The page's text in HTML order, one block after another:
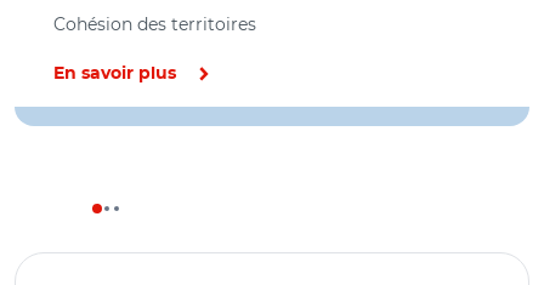
Cohésion des territoires
En savoir plus